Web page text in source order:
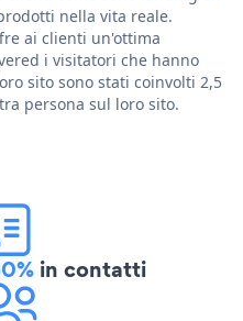
nella vita reale.
ai clienti un'ottima
i visitatori che hanno
sito sono stati coinvolti 2,5
persona sul loro sito.
in contatti